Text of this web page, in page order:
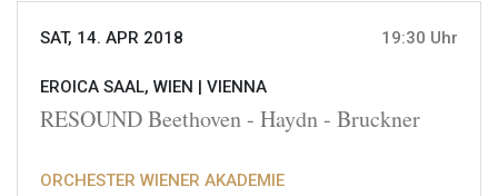
SAT, 14. APR 2018 19:30 Uhr
EROICA SAAL, WIEN | VIENNA
RESOUND Beethoven - Haydn - Bruckner
ORCHESTER WIENER AKADEMIE